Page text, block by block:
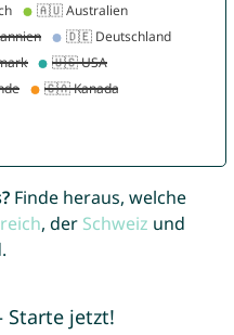
Finde heraus, welche
, der Schweiz und
Starte jetzt!